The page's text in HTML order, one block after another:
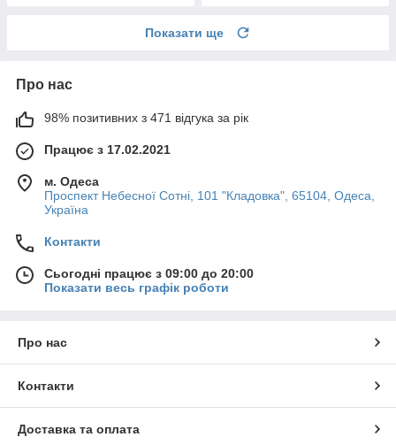
Показати ще
Про нас
98% позитивних з 471 відгука за рік
Працює з 17.02.2021
м. Одеса
Проспект Небесної Сотні, 101 "Кладовка", 65104, Одеса,
Україна
Контакти
Сьогодні працює з 09:00 до 20:00
Показати весь графік роботи
Про нас
Контакти
Доставка та оплата